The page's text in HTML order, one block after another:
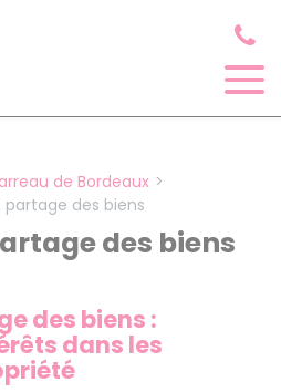
de Bordeaux
des biens
des biens
des biens :
dans les